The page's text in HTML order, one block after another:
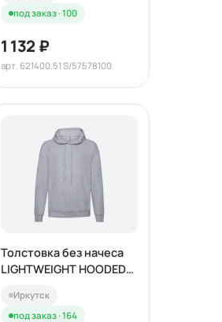
под заказ · 100
1 132 ₽
арт. 621400.51 S/57578100
Толстовка без начеса
LIGHTWEIGHT HOODED
Иркутск
под заказ · 164